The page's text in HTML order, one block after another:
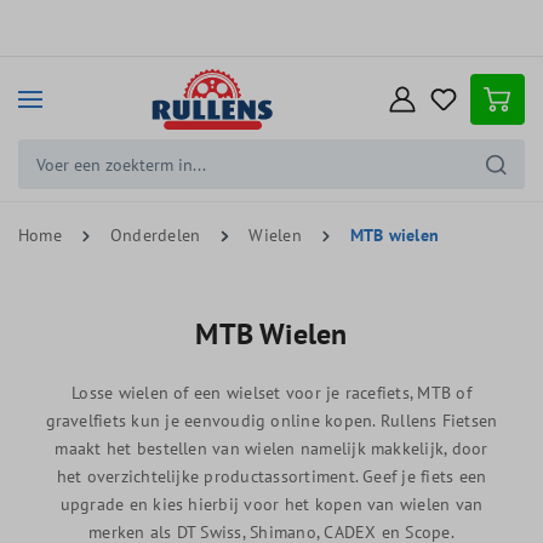
Home Onderdelen Wielen MTB wielen
MTB Wielen
Losse wielen of een wielset voor je racefiets, MTB of
gravelfiets kun je eenvoudig online kopen. Rullens Fietsen
maakt het bestellen van wielen namelijk makkelijk, door
het overzichtelijke productassortiment. Geef je fiets een
upgrade en kies hierbij voor het kopen van wielen van
merken als DT Swiss, Shimano, CADEX en Scope.